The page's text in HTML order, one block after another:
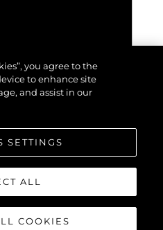
права запазени.
you agree to the
to enhance site
and assist in our
SETTINGS
ALL
COOKIES